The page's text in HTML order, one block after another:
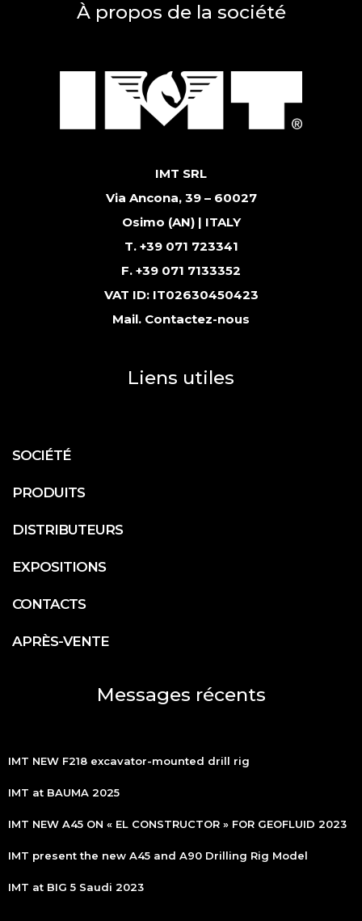
À propos de la société
IMT SRL
Via Ancona, 39 – 60027
Osimo (AN) | ITALY
T. +39 071 723341
F. +39 071 7133352
VAT ID: IT02630450423
Mail. Contactez-nous
Liens utiles
SOCIÉTÉ
PRODUITS
DISTRIBUTEURS
EXPOSITIONS
CONTACTS
APRÈS-VENTE
Messages récents
IMT NEW F218 excavator-mounted drill rig
IMT at BAUMA 2025
IMT NEW A45 ON « EL CONSTRUCTOR » FOR GEOFLUID 2023
IMT present the new A45 and A90 Drilling Rig Model
IMT at BIG 5 Saudi 2023